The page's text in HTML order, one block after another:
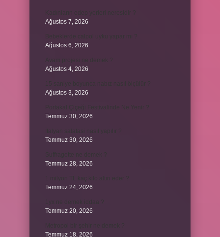
Ağustos 7, 2026
Ağustos 6, 2026
Ağustos 4, 2026
Ağustos 3, 2026
Temmuz 30, 2026
Temmuz 30, 2026
Temmuz 28, 2026
Temmuz 24, 2026
Temmuz 20, 2026
Temmuz 18, 2026